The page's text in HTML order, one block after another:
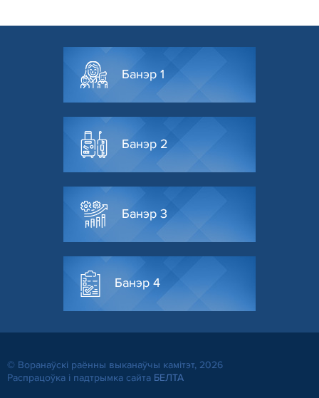
Банэр 1
Банэр 2
Банэр 3
Банэр 4
© Воранаўскі раённы выканаўчы камітэт, 2026
Распрацоўка і падтрымка сайта БЕЛТА